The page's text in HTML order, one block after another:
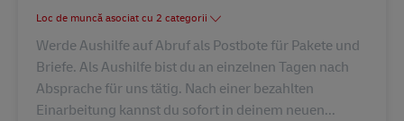
Loc de muncă asociat cu 2 categorii
Werde Aushilfe auf Abruf als Postbote für Pakete und
Briefe. Als Aushilfe bist du an einzelnen Tagen nach
Absprache für uns tätig. Nach einer bezahlten
Einarbeitung kannst du sofort in deinem neuen...